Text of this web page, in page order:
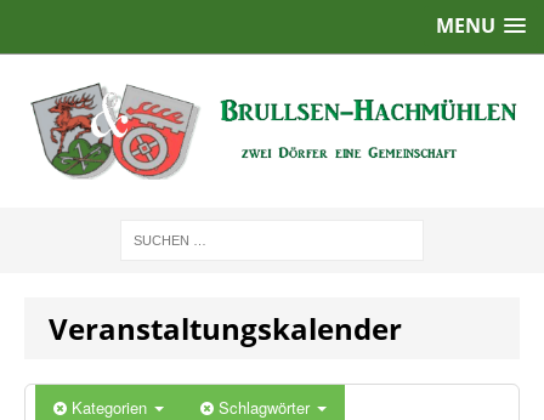
MENU
Veranstaltungskalender
Kategorien Schlagwörter
2:00
5:00